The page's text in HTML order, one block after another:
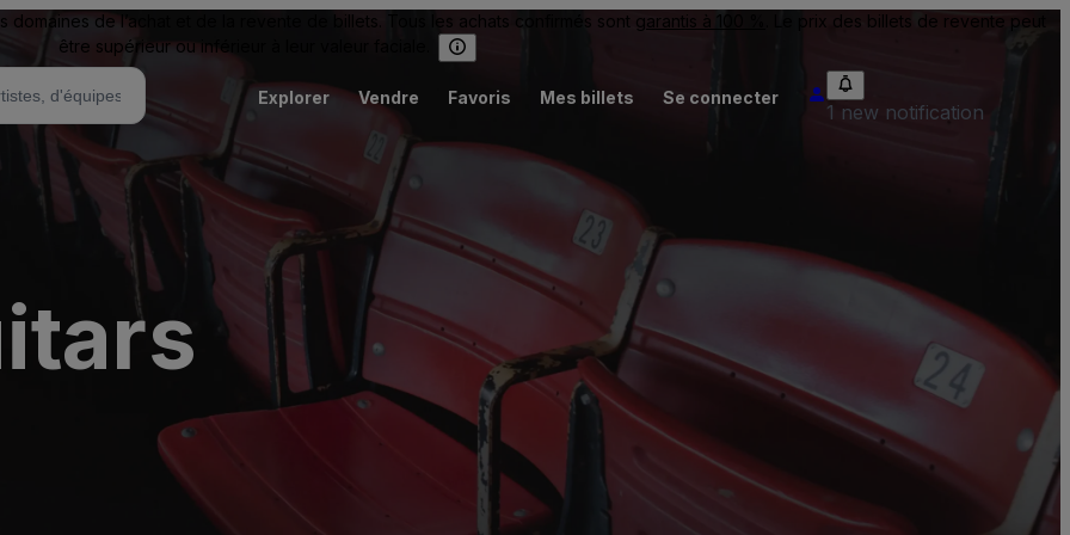
domaines de l’achat et de la revente de billets. Tous les achats confirmés sont garantis à 100 %
. Le prix des billets de revente peut
être supérieur ou inférieur à leur valeur faciale.
Explorer Vendre Favoris Mes billets Se connecter
1 new notification